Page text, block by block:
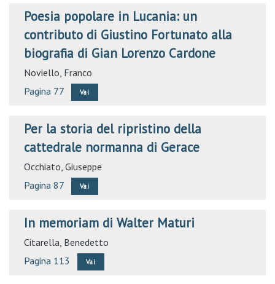
Poesia popolare in Lucania: un
contributo di Giustino Fortunato alla
biografia di Gian Lorenzo Cardone
Noviello, Franco
Pagina 77
Vai
Per la storia del ripristino della
cattedrale normanna di Gerace
Occhiato, Giuseppe
Pagina 87
Vai
In memoriam di Walter Maturi
Citarella, Benedetto
Pagina 113
Vai